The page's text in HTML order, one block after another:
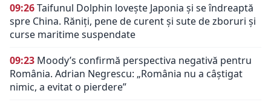
09:26Taifunul Dolphin lovește Japonia și se îndreaptă
spre China. Răniți, pene de curent și sute de zboruri și
curse maritime suspendate
09:23 Moody’s confirmă perspectiva negativă pentru
România. Adrian Negrescu: „România nu a câștigat
nimic, a evitat o pierdere”